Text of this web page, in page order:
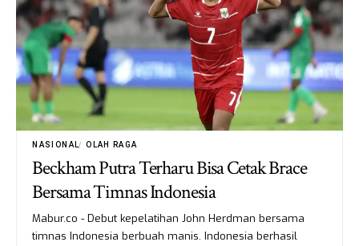
NASIONAL OLAH RAGA
Beckham Putra Terharu Bisa Cetak Brace
Bersama Timnas Indonesia
Mabur.co - Debut kepelatihan John Herdman bersama
timnas Indonesia berbuah manis. Indonesia berhasil